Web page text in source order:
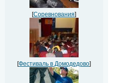
[Соревнования]
[Фестиваль в Домодедово]